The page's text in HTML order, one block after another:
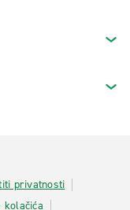
privatnosti
kolačića